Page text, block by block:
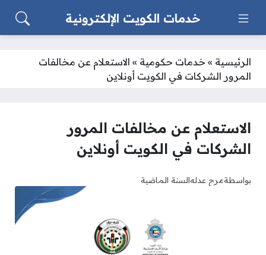
خدمات الكويت الإلكترونية
الرئيسية » خدمات حكومية » الاستعلام عن مخالفات
المرور الشركات في الكويت أونلاين
الاستعلام عن مخالفات المرور
الشركات في الكويت أونلاين
بواسطةمرح عدلهالسنة الماضية